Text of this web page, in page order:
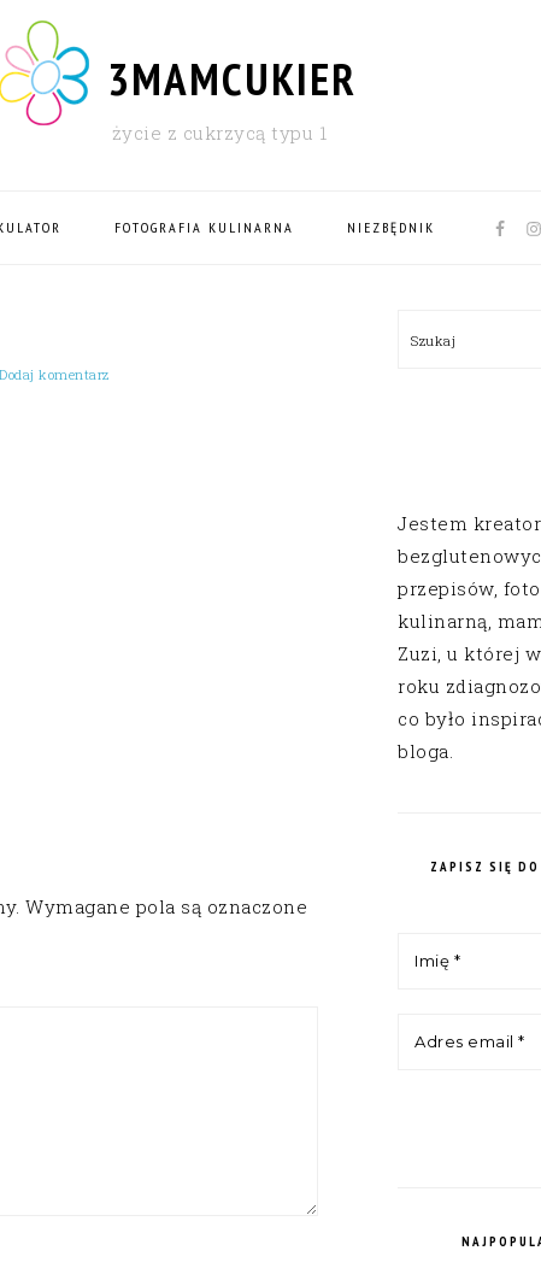
3MAMCUKIER
życie z cukrzycą typu 1
FOTOGRAFIA KULINARNA NIEZBĘDNIK
NAV
Dodaj komentarz
Wymagane pola są oznaczone
SIDEBAR
Szukaj
Jestem
przepisów,
kulinarną,
Zuzi, u której w
roku
co było
bloga.
ZAPISZ SIĘ DO